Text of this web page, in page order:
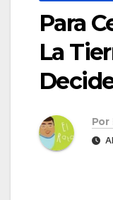
Para
La
Por